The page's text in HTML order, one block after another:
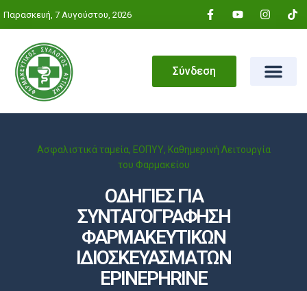
Παρασκευή, 7 Αυγούστου, 2026
Σύνδεση
Ασφαλιστικά ταμεία, ΕΟΠΥΥ, Καθημερινή Λειτουργία
του Φαρμακείου
ΟΔΗΓΙΕΣ ΓΙΑ
ΣΥΝΤΑΓΟΓΡΑΦΗΣΗ
ΦΑΡΜΑΚΕΥΤΙΚΩΝ
ΙΔΙΟΣΚΕΥΑΣΜΑΤΩΝ
EPINEPHRINE